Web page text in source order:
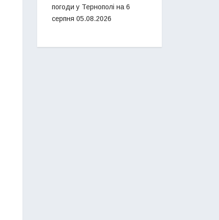
погоди у Тернополі на 6
серпня 05.08.2026